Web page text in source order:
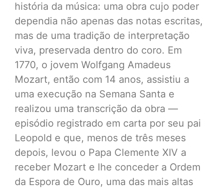
história da música: uma obra cujo poder
dependia não apenas das notas escritas,
mas de uma tradição de interpretação
viva, preservada dentro do coro. Em
1770, o jovem Wolfgang Amadeus
Mozart, então com 14 anos, assistiu a
uma execução na Semana Santa e
realizou uma transcrição da obra —
episódio registrado em carta por seu pai
Leopold e que, menos de três meses
depois, levou o Papa Clemente XIV a
receber Mozart e lhe conceder a Ordem
da Espora de Ouro, uma das mais altas